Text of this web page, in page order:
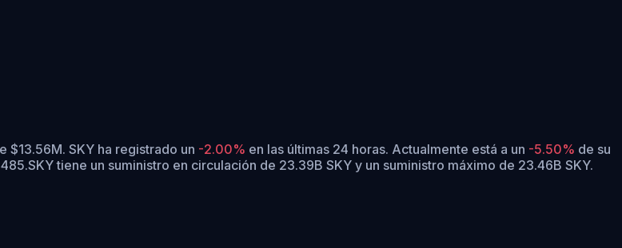
SKY ha registrado un -2.00% en las últimas 24 horas. Actualmente está a un -5.50% de su
SKY tiene un suministro en circulación de 23.39B SKY y un suministro máximo de 23.46B SKY.